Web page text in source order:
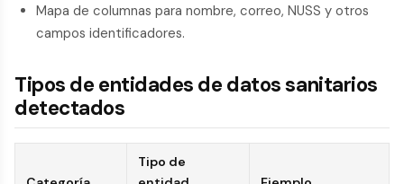
Mapa de columnas para nombre, correo, NUSS y otros
campos identificadores.
Tipos de entidades de datos sanitarios
detectados
Tipo de